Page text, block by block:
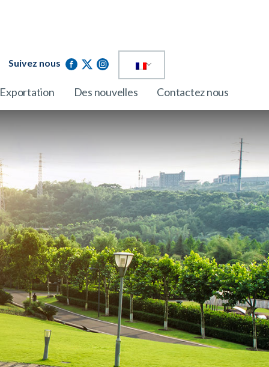
Suivez nous
Exportation Des nouvelles Contactez nous